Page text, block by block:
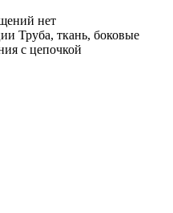
нет
Труба, ткань, боковые
с цепочкой